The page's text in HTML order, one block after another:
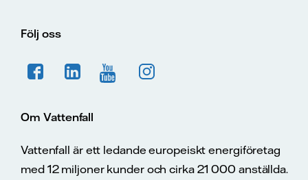
Följ oss
Om Vattenfall
Vattenfall är ett ledande europeiskt energiföretag
med 12 miljoner kunder och cirka 21 000 anställda.